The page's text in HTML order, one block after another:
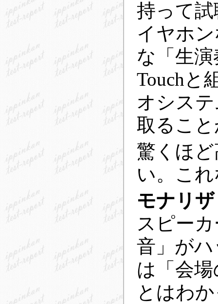
持って
イヤホ
な「生
Touchと
オシス
取るこ
驚くほ
い。こ
モナリザ
スピー
音」が
は「会
とはわ